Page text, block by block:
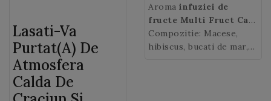
Lasati-Va
Purtat(a) De
Atmosfera
Calda De
hibiscus parfumata cu
coaja de portocale si
fulgi de cocos, migdale si
flori de sofranel si
este perfect pentru toti
membrii familiei, de la cei
mici la cei mai mari.
Aroma infuziei de
fructe Multi Fruct Casa
de ceai: gust acrisor,
aromat, cu usoare note
Compozitie: Macese,
hibiscus, bucati de mar,